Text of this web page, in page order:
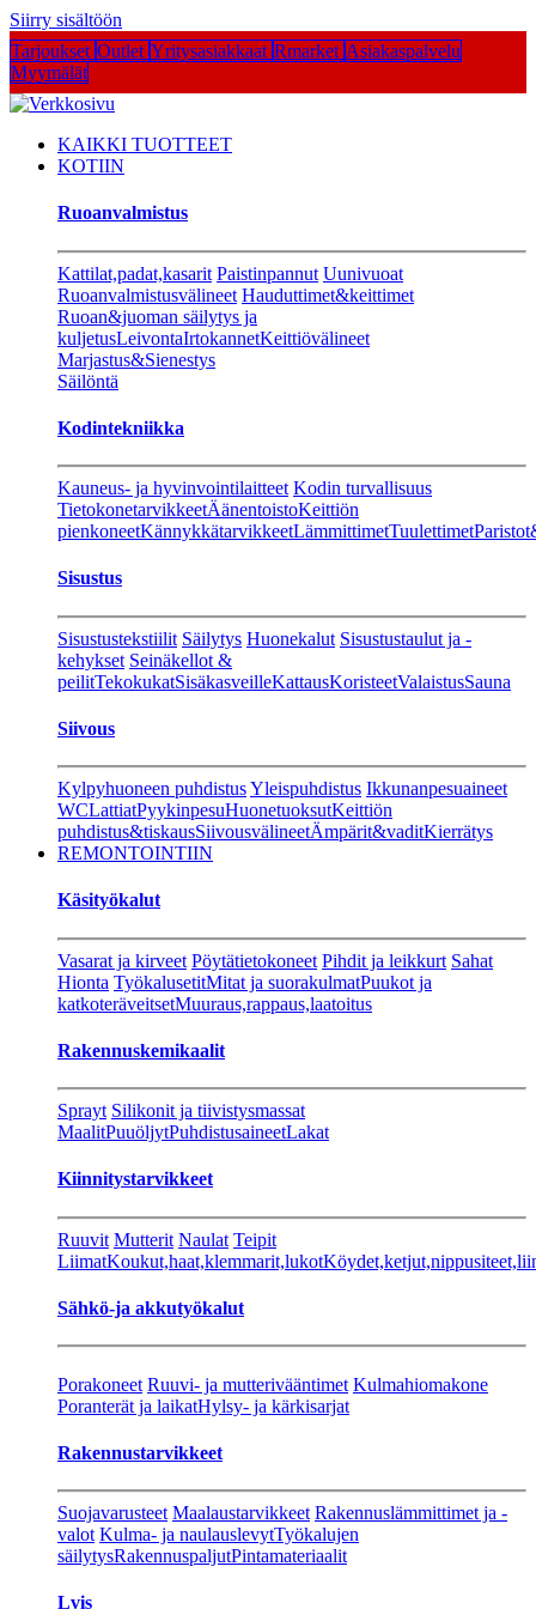
Siirry sisältöön
Tarjoukset Outlet Yritysasiakkaat Rmarket Asiakaspalvelu
Myymälät
KAIKKI TUOTTEET
KOTIIN
Ruoanvalmistus
Kattilat,padat,kasarit Paistinpannut Uunivuoat
Ruoanvalmistusvälineet Hauduttimet&keittimet
Ruoan&juoman säilytys ja
kuljetusLeivontaIrtokannetKeittiövälineet
Marjastus&Sienestys
Säilöntä
Kodintekniikka
Kauneus- ja hyvinvointilaitteet Kodin turvallisuus
TietokonetarvikkeetÄänentoistoKeittiön
pienkoneetKännykkätarvikkeetLämmittimetTuulettimet
Sisustus
Sisustustekstiilit Säilytys Huonekalut Sisustustaulut ja -
kehykset Seinäkellot &
peilitTekokukatSisäkasveilleKattausKoristeetValaistusSauna
Siivous
Kylpyhuoneen puhdistusYleispuhdistus Ikkunanpesuaineet
WCLattiatPyykinpesuHuonetuoksutKeittiön
puhdistus&tiskausSiivousvälineetÄmpärit&vaditKierrätys
REMONTOINTIIN
Käsityökalut
Vasarat ja kirveet Pöytätietokoneet Pihdit ja leikkurt Sahat
Hionta TyökalusetitMitat ja suorakulmatPuukot ja
katkoteräveitsetMuuraus,rappaus,laatoitus
Rakennuskemikaalit
Sprayt Silikonit ja tiivistysmassat
MaalitPuuöljytPuhdistusaineetLakat
Kiinnitystarvikkeet
Ruuvit Mutterit Naulat Teipit
LiimatKoukut,haat,klemmarit,lukot
Sähkö-ja akkutyökalut
Porakoneet Ruuvi- ja mutterivääntimet Kulmahiomakone
Poranterät ja laikatHylsy- ja kärkisarjat
Rakennustarvikkeet
Suojavarusteet Maalaustarvikkeet Rakennuslämmittimet ja -
valot Kulma- ja naulauslevytTyökalujen
säilytysRakennuspaljutPintamateriaalit
Lvis